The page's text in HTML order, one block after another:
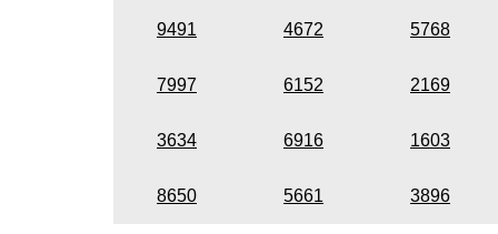
9491 4672 5768
7997 6152 2169
3634 6916 1603
8650 5661 3896